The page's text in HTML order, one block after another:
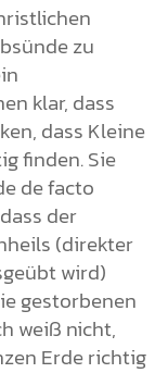
zu
klar, dass
dass Kleine
finden. Sie
de facto
der
(direkter
wird)
gestorbenen
weiß nicht,
Erde richtig